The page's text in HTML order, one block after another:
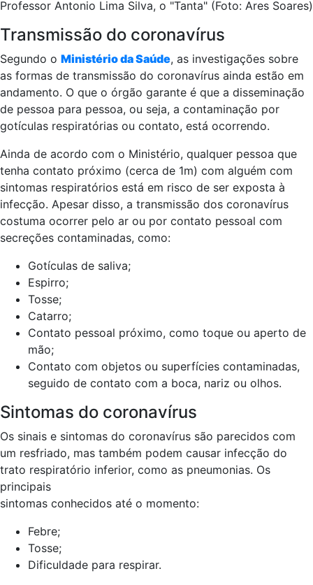
Professor Antonio Lima Silva, o "Tanta" (Foto: Ares Soares)
Transmissão do coronavírus
Segundo o Ministério da Saúde, as investigações sobre
as formas de transmissão do coronavírus ainda estão em
andamento. O que o órgão garante é que a disseminação
de pessoa para pessoa, ou seja, a contaminação por
gotículas respiratórias ou contato, está ocorrendo.
Ainda de acordo com o Ministério, qualquer pessoa que
tenha contato próximo (cerca de 1m) com alguém com
sintomas respiratórios está em risco de ser exposta à
infecção. Apesar disso, a transmissão dos coronavírus
costuma ocorrer pelo ar ou por contato pessoal com
secreções contaminadas, como:
Gotículas de saliva;
Espirro;
Tosse;
Catarro;
Contato pessoal próximo, como toque ou aperto de
mão;
Contato com objetos ou superfícies contaminadas,
seguido de contato com a boca, nariz ou olhos.
Sintomas do coronavírus
Os sinais e sintomas do coronavírus são parecidos com
um resfriado, mas também podem causar infecção do
trato respiratório inferior, como as pneumonias. Os
principais
sintomas conhecidos até o momento:
Febre;
Tosse;
Dificuldade para respirar.